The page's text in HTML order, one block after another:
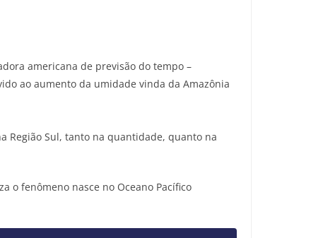
americana de previsão do tempo –
ao aumento da umidade vinda da Amazônia
Região Sul, tanto na quantidade, quanto na
o fenômeno nasce no Oceano Pacífico